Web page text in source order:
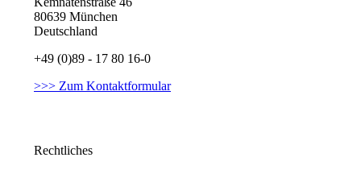
80639 München
Deutschland
+49 (0)89 - 17 80 16-0
>>> Zum Kontaktformular
Rechtliches